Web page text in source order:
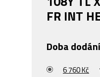
FR INT
Doba
6 760 Kč